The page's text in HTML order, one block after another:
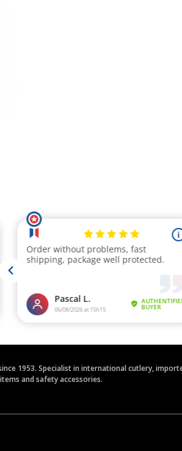
1953. Specialist in international cutlery,
and safety accessories.